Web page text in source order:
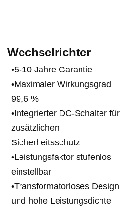
Wechselrichter
•5-10 Jahre Garantie
•Maximaler Wirkungsgrad
99,6 %
•Integrierter DC-Schalter für
zusätzlichen
Sicherheitsschutz
•Leistungsfaktor stufenlos
einstellbar
•Transformatorloses Design
und hohe Leistungsdichte